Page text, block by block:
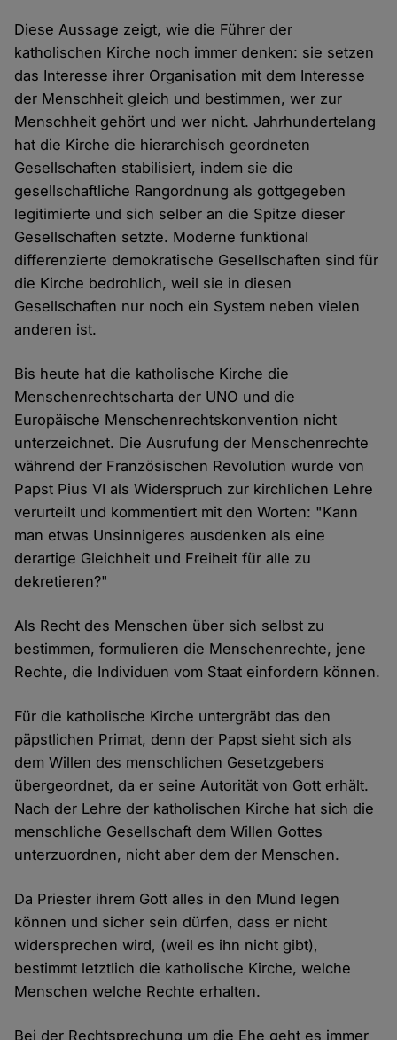
Diese Aussage zeigt, wie die Führer der
katholischen Kirche noch immer denken: sie setzen
das Interesse ihrer Organisation mit dem Interesse
der Menschheit gleich und bestimmen, wer zur
Menschheit gehört und wer nicht. Jahrhundertelang
hat die Kirche die hierarchisch geordneten
Gesellschaften stabilisiert, indem sie die
gesellschaftliche Rangordnung als gottgegeben
legitimierte und sich selber an die Spitze dieser
Gesellschaften setzte. Moderne funktional
differenzierte demokratische Gesellschaften sind für
die Kirche bedrohlich, weil sie in diesen
Gesellschaften nur noch ein System neben vielen
anderen ist.
Bis heute hat die katholische Kirche die
Menschenrechtscharta der UNO und die
Europäische Menschenrechtskonvention nicht
unterzeichnet. Die Ausrufung der Menschenrechte
während der Französischen Revolution wurde von
Papst Pius VI als Widerspruch zur kirchlichen Lehre
verurteilt und kommentiert mit den Worten: "Kann
man etwas Unsinnigeres ausdenken als eine
derartige Gleichheit und Freiheit für alle zu
dekretieren?"
Als Recht des Menschen über sich selbst zu
bestimmen, formulieren die Menschenrechte, jene
Rechte, die Individuen vom Staat einfordern können.
Für die katholische Kirche untergräbt das den
päpstlichen Primat, denn der Papst sieht sich als
dem Willen des menschlichen Gesetzgebers
übergeordnet, da er seine Autorität von Gott erhält.
Nach der Lehre der katholischen Kirche hat sich die
menschliche Gesellschaft dem Willen Gottes
unterzuordnen, nicht aber dem der Menschen.
Da Priester ihrem Gott alles in den Mund legen
können und sicher sein dürfen, dass er nicht
widersprechen wird, (weil es ihn nicht gibt),
bestimmt letztlich die katholische Kirche, welche
Menschen welche Rechte erhalten.
Bei der Rechtsprechung um die Ehe geht es immer